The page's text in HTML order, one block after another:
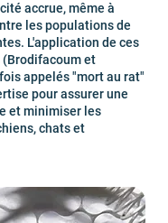
accrue, même à
les populations de
L'application de ces
et
appelés "mort au rat"
pour assurer une
et minimiser les
chats et